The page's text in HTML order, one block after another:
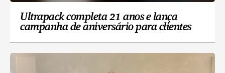
Ultrapack completa 21 anos e lança
campanha de aniversário para clientes